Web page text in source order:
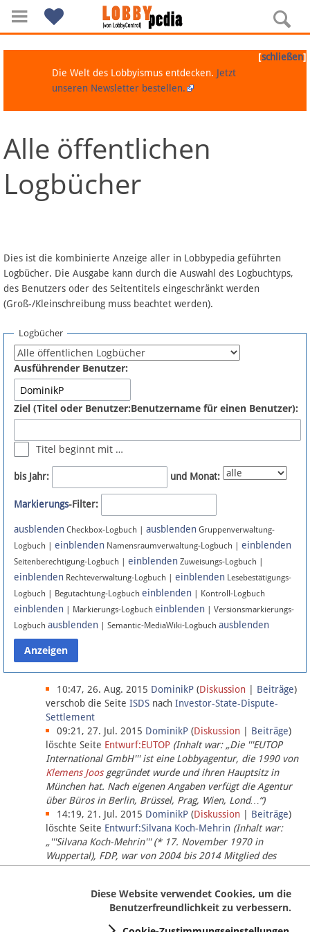
Navigation
Über Lobbypedia
Artikel nach Kategorien
FAQ
Fördermitglied werden
Fehler melden
Newsletter
Bluesky
Facebook
Instagram
Anmelden
Datenschutz
Über Lobbypedia
Impressum
[schließen]
Die Welt des Lobbyismus entdecken. Jetzt
unseren Newsletter bestellen.
Alle öffentlichen
Logbücher
Dies ist die kombinierte Anzeige aller in Lobbypedia geführten
Logbücher. Die Ausgabe kann durch die Auswahl des Logbuchtyps,
des Benutzers oder des Seitentitels eingeschränkt werden
(Groß-/Kleinschreibung muss beachtet werden).
Logbücher
Ausführender Benutzer:
Ziel (Titel oder Benutzer:Benutzername für einen Benutzer):
Titel beginnt mit …
bis Jahr: und Monat:
Markierungs-Filter:
ausblenden Checkbox-Logbuch | ausblenden Gruppenverwaltung-
Logbuch | einblenden Namensraumverwaltung-Logbuch | einblenden
Seitenberechtigung-Logbuch | einblenden Zuweisungs-Logbuch |
einblenden Rechteverwaltung-Logbuch | einblenden Lesebestätigungs-
Logbuch | Begutachtung-Logbuch einblenden | Kontroll-Logbuch
einblenden | Markierungs-Logbuch einblenden | Versionsmarkierungs-
Logbuch ausblenden | Semantic-MediaWiki-Logbuch ausblenden
10:47, 26. Aug. 2015 DominikP (Diskussion Beiträge)
verschob die Seite ISDS nach Investor-State-Dispute-
Settlement
09:21, 27. Jul. 2015 DominikP (Diskussion Beiträge)
löschte Seite Entwurf:EUTOP (Inhalt war: „Die '''EUTOP
International GmbH''' ist eine Lobbyagentur, die 1990 von
Klemens Joosgegründet wurde und ihren Hauptsitz in
München hat. Nach eigenen Angaben verfügt die Agentur
über Büros in Berlin, Brüssel, Prag, Wien, Lond…“)
14:19, 21. Jul. 2015 DominikP (Diskussion Beiträge)
löschte Seite Entwurf:Silvana Koch-Mehrin (Inhalt war:
„'''Silvana Koch-Mehrin''' (* 17. November 1970 in
Wuppertal), FDP, war von 2004 bis 2014 Mitglied des
Europäischen Parlaments, seit November 2014 ist sie für
Diese Website verwendet Cookies, um die
Benutzerfreundlichkeit zu verbessern.